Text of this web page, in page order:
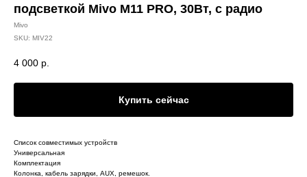
подсветкой Mivo M11 PRO, 30Вт, с радио
Mivo
SKU: MIV22
4 000 р.
Купить сейчас
Список совместимых устройств
Универсальная
Комплектация
Колонка, кабель зарядки, AUX, ремешок.